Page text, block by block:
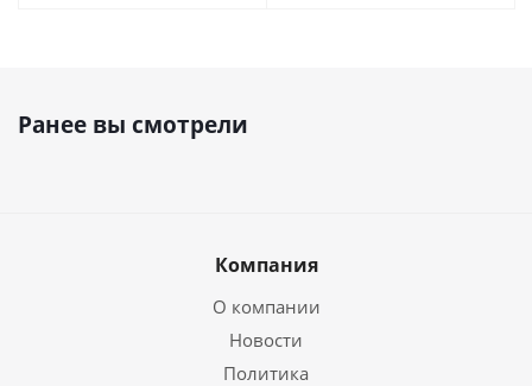
Ранее вы смотрели
Компания
О компании
Новости
Политика